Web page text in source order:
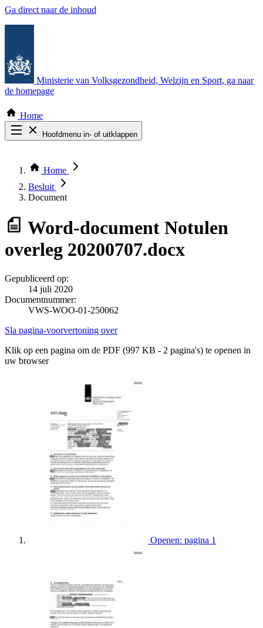
Ga direct naar de inhoud
Ministerie van Volksgezondheid, Welzijn en Sport, ga naar
de homepage
Home
Hoofdmenu in- of uitklappen
Thema COVID-19
Bekijk per bestuursorgaan
Home
Besluit
Document
Word-document Notulen
overleg 20200707.docx
Gepubliceerd op:
14 juli 2020
Documentnummer:
VWS-WOO-01-250062
Sla pagina-voorvertoning over
Klik op een pagina om de PDF (997 KB - 2 pagina's) te openen in
uw browser
Openen: pagina 1